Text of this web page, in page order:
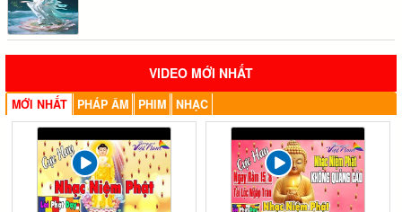
VIDEO MỚI NHẤT
MỚI NHẤT PHÁP ÂM PHIM NHẠC